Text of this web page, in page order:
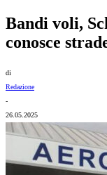
Bandi voli,
conosce
di
Redazione
-
26.05.2025